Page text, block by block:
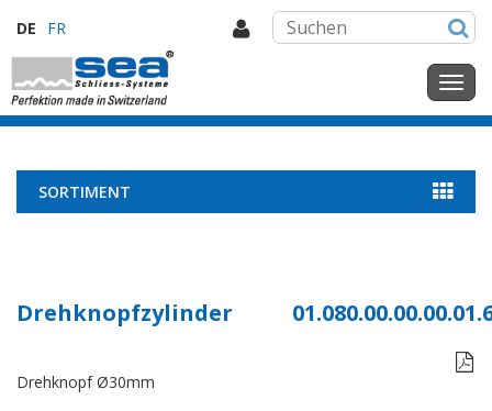
DE FR
SORTIMENT
Drehknopfzylinder

Drehknopf Ø30mm